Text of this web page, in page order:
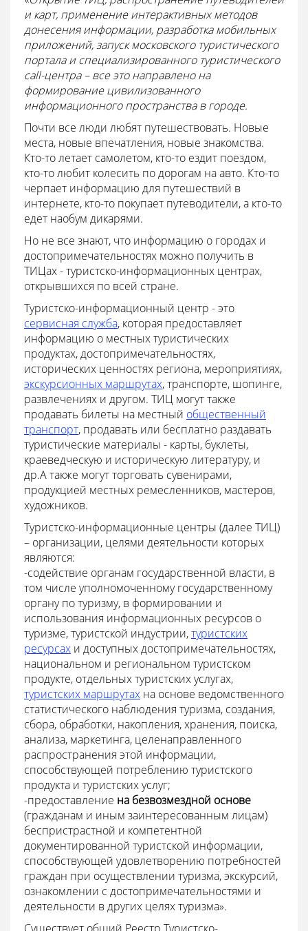
и карт, применение интерактивных методов
донесения информации, разработка мобильных
приложений, запуск московского туристического
портала и специализированного туристического
call-центра – все это направлено на
формирование цивилизованного
информационного пространства в городе.
Почти все люди любят путешествовать. Новые
места, новые впечатления, новые знакомства.
Кто-то летает самолетом, кто-то ездит поездом,
кто-то любит колесить по дорогам на авто. Кто-то
черпает информацию для путешествий в
интернете, кто-то покупает путеводители, а кто-то
едет наобум дикарями.
Но не все знают, что информацию о городах и
достопримечательностях можно получить в
ТИЦах - туристско-информационных центрах,
открывшихся по всей стране.
Туристско-информационный центр - это
сервисная служба, которая предоставляет
информацию о местных туристических
продуктах, достопримечательностях,
исторических ценностях региона, мероприятиях,
экскурсионных маршрутах, транспорте, шопинге,
развлечениях и другом. ТИЦ могут также
продавать билеты на местный общественный
транспорт, продавать или бесплатно раздавать
туристические материалы - карты, буклеты,
краеведческую и историческую литературу, и
др.А также могут торговать сувенирами,
продукцией местных ремесленников, мастеров,
художников.
Туристско-информационные центры (далее ТИЦ)
– организации, целями деятельности которых
являются:
-содействие органам государственной власти, в
том числе уполномоченному государственному
органу по туризму, в формировании и
использования информационных ресурсов о
туризме, туристской индустрии,туристских
ресурсах и доступных достопримечательностях,
национальном и региональном туристском
продукте, отдельных туристских услугах,
туристских маршрутах на основе ведомственного
статистического наблюдения туризма, создания,
сбора, обработки, накопления, хранения, поиска,
анализа, маркетинга, целенаправленного
распространения этой информации,
способствующей потреблению туристского
продукта и туристских услуг;
-предоставление на безвозмездной основе
(гражданам и иным заинтересованным лицам)
беспристрастной и компетентной
документированной туристской информации,
способствующей удовлетворению потребностей
граждан при осуществлении туризма, экскурсий,
ознакомлении с достопримечательностями и
деятельности в других целях туризма».